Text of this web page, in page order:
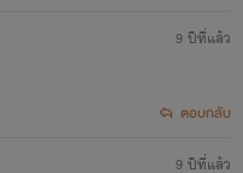
9 ปีที่แล้ว
ตอบกลับ
9 ปีที่แล้ว